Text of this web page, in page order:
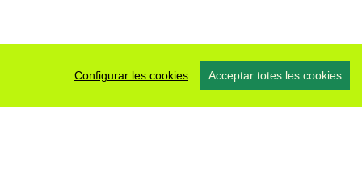
Configurar les cookies Acceptar totes les cookies